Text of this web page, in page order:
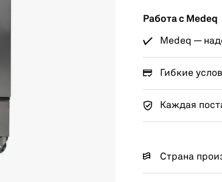
Работа с Medeq
Medeq —
Гибкие
Каждая
Страна